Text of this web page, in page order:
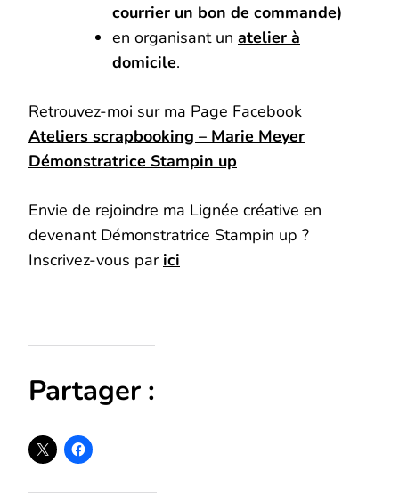
courrier un bon de commande)
en organisant un atelier à
domicile.
Retrouvez-moi sur ma Page Facebook
Ateliers scrapbooking – Marie Meyer
Démonstratrice Stampin up
Envie de rejoindre ma Lignée créative en
devenant Démonstratrice Stampin up ?
Inscrivez-vous par ici
Partager :